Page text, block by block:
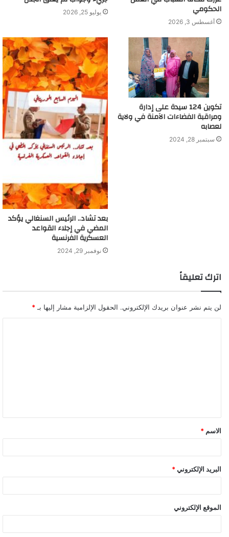
الحكومي
أغسطس 3, 2026
يوليو 25, 2026
تكوين 124 سيدة على إدارة
ومراقبة الفضاءات الآمنة في ولاية
لعصابه
سبتمبر 28, 2024
بعد تشاد.. الرئيس السنغالي يؤكد
المضي في إجلاء القواعد
العسكرية الفرنسية
نوفمبر 29, 2024
اترك تعليقاً
لن يتم نشر عنوان بريدك الإلكتروني. الحقول الإلزامية مشار إليها بـ *
ق
*
الاسم *
البريد الإلكتروني *
الموقع الإلكتروني